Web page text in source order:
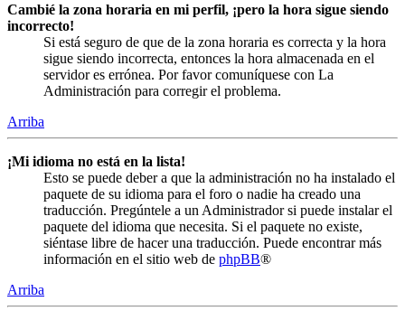
Cambié la zona horaria en mi perfil, ¡pero la hora sigue siendo
incorrecto!
Si está seguro de que de la zona horaria es correcta y la hora
sigue siendo incorrecta, entonces la hora almacenada en el
servidor es errónea. Por favor comuníquese con La
Administración para corregir el problema.
Arriba
¡Mi idioma no está en la lista!
Esto se puede deber a que la administración no ha instalado el
paquete de su idioma para el foro o nadie ha creado una
traducción. Pregúntele a un Administrador si puede instalar el
paquete del idioma que necesita. Si el paquete no existe,
siéntase libre de hacer una traducción. Puede encontrar más
información en el sitio web de phpBB®
Arriba